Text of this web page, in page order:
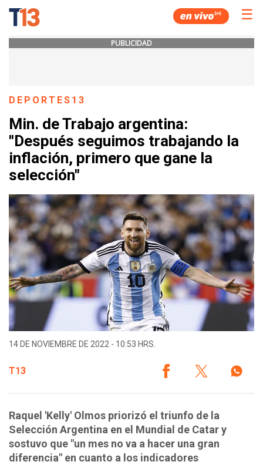
☰
PUBLICIDAD
DEPORTES13
Min. de Trabajo argentina:
"Después seguimos trabajando la
inflación, primero que gane la
selección"
14 DE NOVIEMBRE DE 2022 - 10:53 HRS.
T13
Raquel 'Kelly' Olmos priorizó el triunfo de la
Selección Argentina en el Mundial de Catar y
sostuvo que "un mes no va a hacer una gran
diferencia" en cuanto a los indicadores